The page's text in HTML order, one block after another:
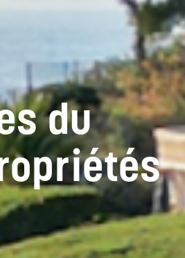
du